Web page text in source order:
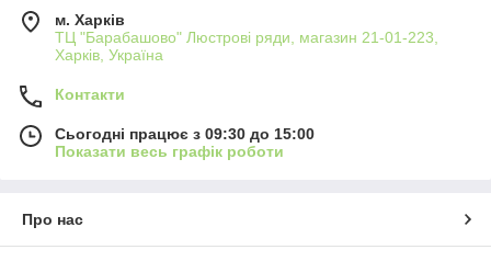
м. Харків
ТЦ "Барабашово" Люстрові ряди, магазин 21-01-223,
Харків, Україна
Контакти
Сьогодні працює з 09:30 до 15:00
Показати весь графік роботи
Про нас